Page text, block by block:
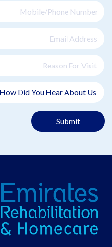
Submit